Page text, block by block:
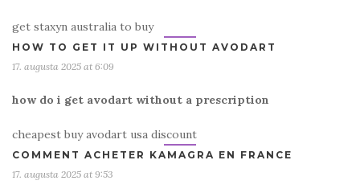
get staxyn australia to buy
HOW TO GET IT UP WITHOUT AVODART
17. augusta 2025 at 6:09
how do i get avodart without a prescription
cheapest buy avodart usa discount
COMMENT ACHETER KAMAGRA EN FRANCE
17. augusta 2025 at 9:53